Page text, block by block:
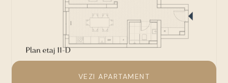
VEZI APARTAMENT